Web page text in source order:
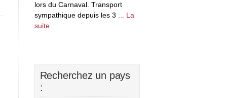
lors du Carnaval. Transport
sympathique depuis les 3 ... La
suite
Recherchez un pays
: